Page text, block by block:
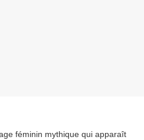
féminin mythique qui apparaît